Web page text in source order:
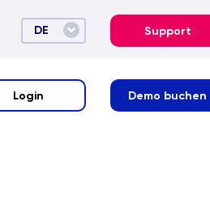
DE Support
Login Demo buchen